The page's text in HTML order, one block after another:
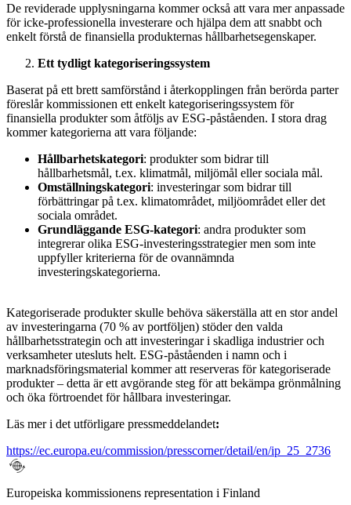
De reviderade upplysningarna kommer också att vara mer anpassade
för icke-professionella investerare och hjälpa dem att snabbt och
enkelt förstå de finansiella produkternas hållbarhetsegenskaper.
Ett tydligt kategoriseringssystem
Baserat på ett brett samförstånd i återkopplingen från berörda parter
föreslår kommissionen ett enkelt kategoriseringssystem för
finansiella produkter som åtföljs av ESG-påståenden. I stora drag
kommer kategorierna att vara följande:
Hållbarhetskategori: produkter som bidrar till
hållbarhetsmål, t.ex. klimatmål, miljömål eller sociala mål.
Omställningskategori: investeringar som bidrar till
förbättringar på t.ex. klimatområdet, miljöområdet eller det
sociala området.
Grundläggande ESG-kategori: andra produkter som
integrerar olika ESG-investeringsstrategier men som inte
uppfyller kriterierna för de ovannämnda
investeringskategorierna.
Kategoriserade produkter skulle behöva säkerställa att en stor andel
av investeringarna (70 % av portföljen) stöder den valda
hållbarhetsstrategin och att investeringar i skadliga industrier och
verksamheter utesluts helt. ESG-påståenden i namn och i
marknadsföringsmaterial kommer att reserveras för kategoriserade
produkter – detta är ett avgörande steg för att bekämpa grönmålning
och öka förtroendet för hållbara investeringar.
Läs mer i det utförligare pressmeddelandet:
https://ec.europa.eu/commission/presscorner/detail/en/ip_25_2736
Europeiska kommissionens representation i Finland